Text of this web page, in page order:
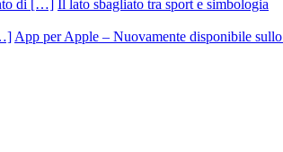
Il lato sbagliato tra sport e simbologia
App per Apple – Nuovamente disponibile